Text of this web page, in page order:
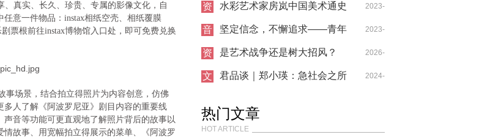
真实、长久、珍贵、专属的影像文化，自
意一件物品：instax相纸空壳、相纸覆膜
票根前往instax博物馆入口处，即可免费兑换
场景，结合拍立得照片为内容创意，仿佛
人了解《阿波罗尼亚》剧目内容的重要线
音等功能可更直观地了解照片背后的故事以
故事、用宽幅拍立得展示的菜单、《阿波罗
范式
16日在荣宝斋当代艺术馆举办 01-05
资
水彩艺术家房岚中国美术通史
篇章
2023-
09-30
音
坚定信念，不懈追求——青年
歌唱家纪小燕的音乐人生
2023-
05-07
资
是艺术战争还是树大招风？
——王少飞及其《高高太阳》
始末
2026-
03-26
文
君品谈｜郑小瑛：急社会之所 2024-
热门文章
HOT ARTICLE